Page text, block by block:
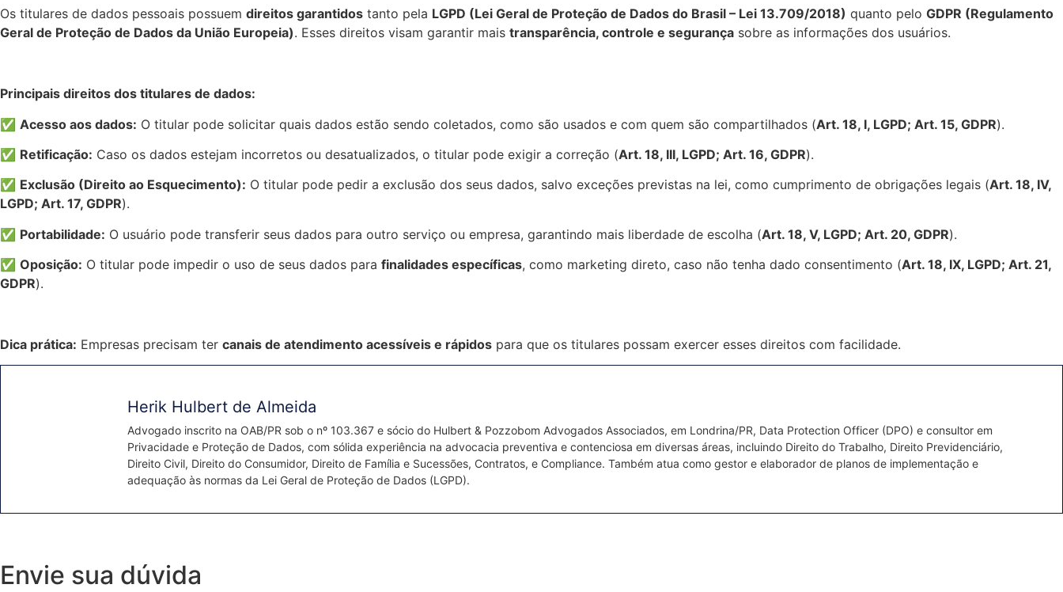
Os titulares de dados pessoais possuem direitos garantidos tanto pela LGPD (Lei Geral de Proteção de Dados do Brasil – Lei 13.709/2018) quanto pelo GDPR (Regulamento
Geral de Proteção de Dados da União Europeia). Esses direitos visam garantir mais transparência, controle e segurança sobre as informações dos usuários.
Principais direitos dos titulares de dados:
✅ Acesso aos dados: O titular pode solicitar quais dados estão sendo coletados, como são usados e com quem são compartilhados (Art. 18, I, LGPD; Art. 15, GDPR).
✅ Retificação: Caso os dados estejam incorretos ou desatualizados, o titular pode exigir a correção (Art. 18, III, LGPD; Art. 16, GDPR).
✅ Exclusão (Direito ao Esquecimento): O titular pode pedir a exclusão dos seus dados, salvo exceções previstas na lei, como cumprimento de obrigações legais (Art. 18, IV,
LGPD; Art. 17, GDPR).
✅ Portabilidade: O usuário pode transferir seus dados para outro serviço ou empresa, garantindo mais liberdade de escolha (Art. 18, V, LGPD; Art. 20, GDPR).
✅ Oposição: O titular pode impedir o uso de seus dados para finalidades específicas, como marketing direto, caso não tenha dado consentimento (Art. 18, IX, LGPD; Art. 21,
GDPR).
Dica prática: Empresas precisam ter canais de atendimento acessíveis e rápidos para que os titulares possam exercer esses direitos com facilidade.
Herik Hulbert de Almeida
Advogado inscrito na OAB/PR sob o nº 103.367 e sócio do Hulbert & Pozzobom Advogados Associados, em Londrina/PR, Data Protection Officer (DPO) e consultor em
Privacidade e Proteção de Dados, com sólida experiência na advocacia preventiva e contenciosa em diversas áreas, incluindo Direito do Trabalho, Direito Previdenciário,
Direito Civil, Direito do Consumidor, Direito de Família e Sucessões, Contratos, e Compliance. Também atua como gestor e elaborador de planos de implementação e
adequação às normas da Lei Geral de Proteção de Dados (LGPD).
Envie sua dúvida